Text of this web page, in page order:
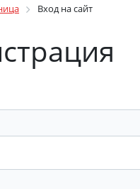
Вход на сайт